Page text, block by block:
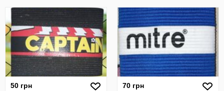
50 грн
70 грн